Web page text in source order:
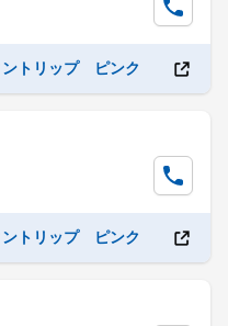
トリップ ピンク
トリップ ピンク